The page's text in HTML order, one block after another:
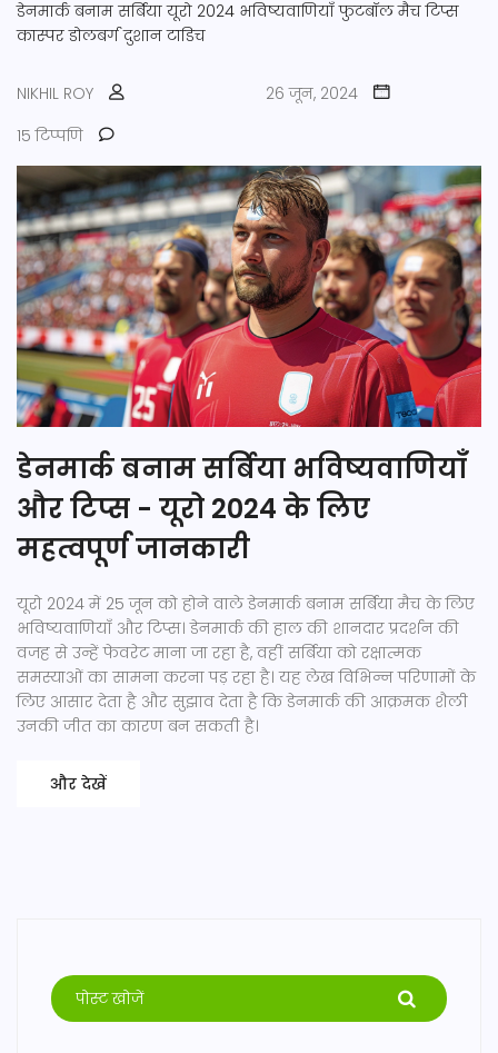
डेनमार्क बनाम सर्बिया यूरो 2024 भविष्यवाणियाँ फुटबॉल मैच टिप्स
कास्पर डोलबर्ग दुशान टाडिच
NIKHIL ROY
26 जून, 2024
15 टिप्पणि
डेनमार्क बनाम सर्बिया भविष्यवाणियाँ
और टिप्स - यूरो 2024 के लिए
महत्वपूर्ण जानकारी
यूरो 2024 में 25 जून को होने वाले डेनमार्क बनाम सर्बिया मैच के लिए
भविष्यवाणियाँ और टिप्स। डेनमार्क की हाल की शानदार प्रदर्शन की
वजह से उन्हें फेवरेट माना जा रहा है, वहीं सर्बिया को रक्षात्मक
समस्याओं का सामना करना पड़ रहा है। यह लेख विभिन्न परिणामों के
लिए आसार देता है और सुझाव देता है कि डेनमार्क की आक्रमक शैली
उनकी जीत का कारण बन सकती है।
और देखें